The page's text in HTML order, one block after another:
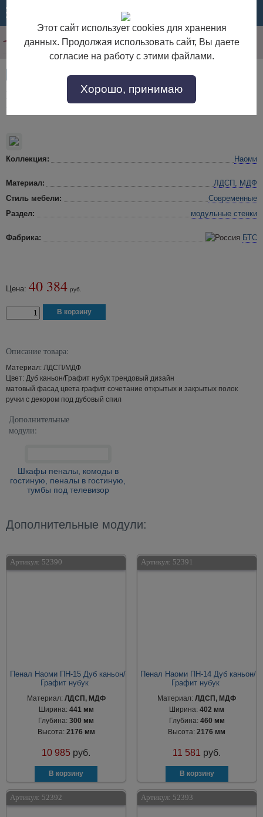
52397
Гостиная Наоми Дуб каньон/Графит нубук.
Коллекция: Наоми
Материал:
ЛДСП, МДФ
Стиль мебели:
Современные
Раздел:
модульные стенки
Фабрика: БТС
Цена: 40 384 руб.
Описание товара:
Материал: ЛДСП/МДФ
Цвет: Дуб каньон/Графит нубук трендовый дизайн
матовый фасад цвета графит сочетание открытых и закрытых полок
ручки с декором под дубовый спил
Дополнительные
модули:
Шкафы пеналы, комоды в
гостиную, пеналы в гостиную,
тумбы под телевизор
Дополнительные модули:
Артикул: 52390
Пенал Наоми ПН-15 Дуб каньон/
Графит нубук
Материал: ЛДСП, МДФ
Ширина: 441 мм
Глубина:300 мм
Высота: 2176 мм
10 985 руб.
Артикул: 52391
Пенал Наоми ПН-14 Дуб каньон/
Графит нубук
Материал:ЛДСП, МДФ
Ширина:402 мм
Глубина: 460 мм
Высота:2176 мм
11 581 руб.
Артикул: 52392 Артикул: 52393
Этот сайт использует cookies для хранения
данных. Продолжая использовать сайт, Вы даете
согласие на работу с этими файлами.
Хорошо, принимаю